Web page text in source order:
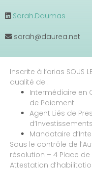
Sarah.Daumas
sarah@daurea.net
Inscrite à l’orias SOUS
qualité de :
Intermédiaire en
de Paiement
Agent Liés de
d’Investissements
Mandataire
Sous le contrôle de
résolution – 4 Place de
Attestation